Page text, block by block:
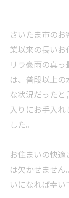
さいたま市の
業以来の長いお
リラ豪雨の真
は、普段以上
な状況だったと
入りにお手入
した。
お住まいの快
は欠かせませ
いになれば幸い